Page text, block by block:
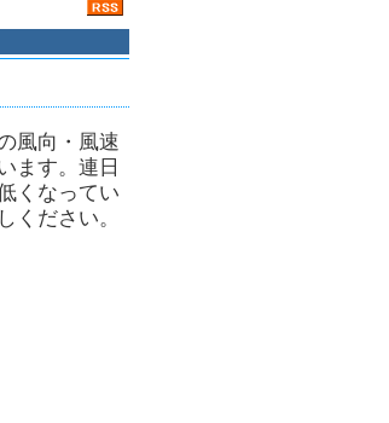
風向・風速
ます。連日
くなってい
ください。